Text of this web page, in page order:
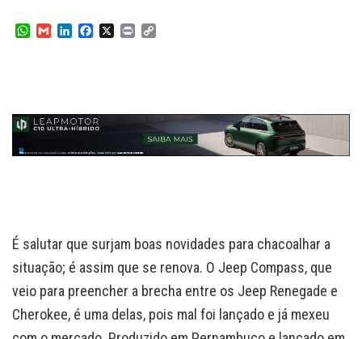
W
p
p
I
n
o
k
n
k
É salutar que surjam boas novidades para chacoalhar a
situação; é assim que se renova. O Jeep Compass, que
veio para preencher a brecha entre os Jeep Renegade e
Cherokee, é uma delas, pois mal foi lançado e já mexeu